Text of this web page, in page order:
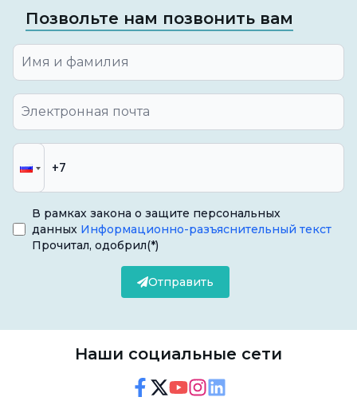
Позвольте нам позвонить вам
В рамках закона о защите персональных
данных Информационно-разъяснительный текст
Прочитал, одобрил(*)
Отправить
Наши социальные сети